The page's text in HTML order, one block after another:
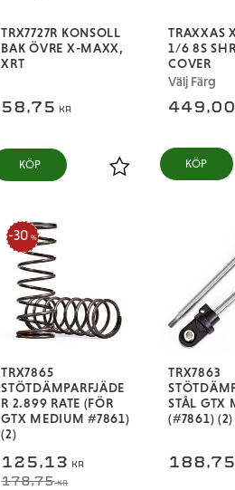
TRX7727R KONSOLL
BAK ÖVRE X-MAXX,
XRT
58,75 KR
Lägg till i favoriter
KÖP
TRAXXAS
1/6 8S
COVER
Välj Färg
449,00
TRX7865
STÖTDÄMPARFJÄDE
R 2.899 RATE (FÖR
GTX MEDIUM #7861)
(2)
125,13 KR
178,75KR
30 %
TRX7863
STÅL GTX
(#7861) (2)
188,75